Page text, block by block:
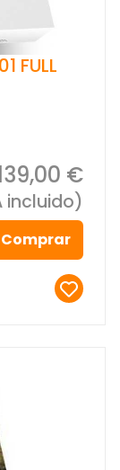
FULL
€
incluido)
Comprar